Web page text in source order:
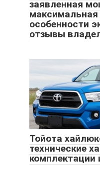
заявленная
максимальная
особенности
отзывы
Тойота
технические
комплектации